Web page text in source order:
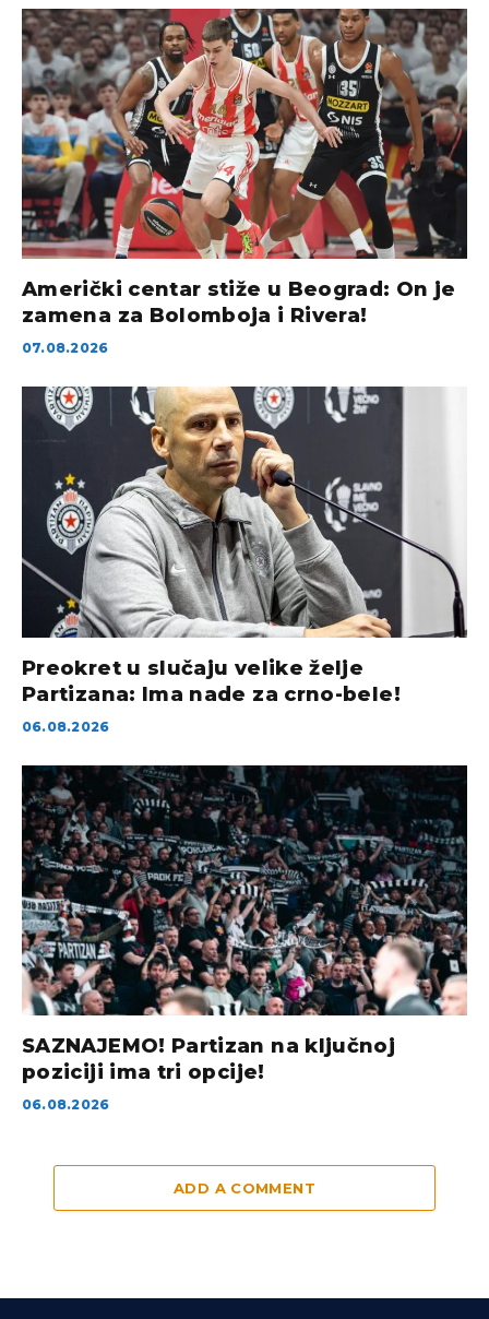
Američki centar stiže u Beograd: On je
zamena za Bolomboja i Rivera!
07.08.2026
Preokret u slučaju velike želje
Partizana: Ima nade za crno-bele!
06.08.2026
SAZNAJEMO! Partizan na ključnoj
poziciji ima tri opcije!
06.08.2026
ADD A COMMENT